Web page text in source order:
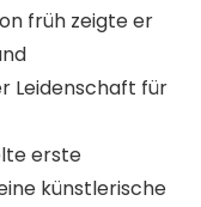
früh zeigte er
Leidenschaft für
erste
künstlerische